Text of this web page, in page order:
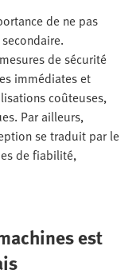
de ne pas
de sécurité
immédiates et
coûteuses,
Par ailleurs,
se traduit par le
de fiabilité,
est